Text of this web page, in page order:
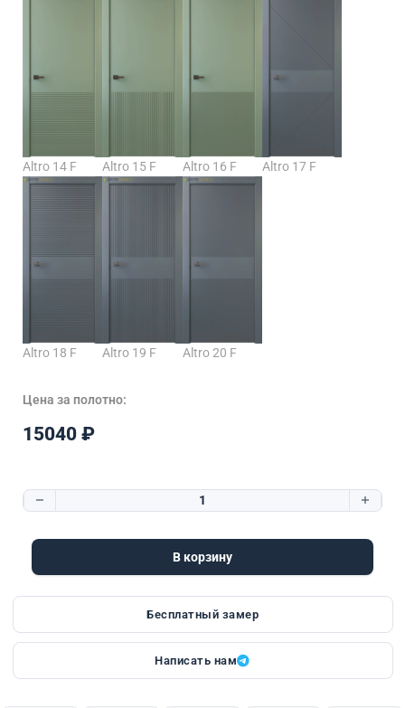
Altro 14 F Altro 15 F Altro 16 F Altro 17 F
Altro 18 F Altro 19 F Altro 20 F
Цена за полотно:
15040 ₽
Количество товара Altro 11 F
В корзину
Бесплатный замер
Написать нам